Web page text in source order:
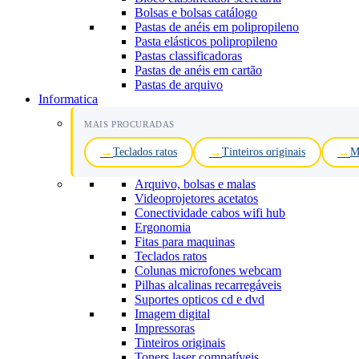
Bolsas e bolsas catálogo
Pastas de anéis em polipropileno
Pasta elásticos polipropileno
Pastas classificadoras
Pastas de anéis em cartão
Pastas de arquivo
Informatica
MAIS PROCURADAS
Teclados ratos Tinteiros originais
Arquivo, bolsas e malas
Videoprojetores acetatos
Conectividade cabos wifi hub
Ergonomia
Fitas para maquinas
Teclados ratos
Colunas microfones webcam
Pilhas alcalinas recarregáveis
Suportes opticos cd e dvd
Imagem digital
Impressoras
Tinteiros originais